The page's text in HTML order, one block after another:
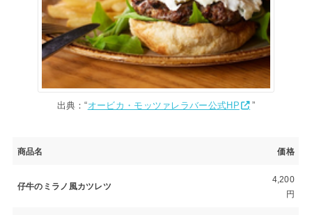
出典：“オービカ・モッツァレラバー公式HP ”
商品名 価格
仔牛のミラノ風カツレツ
4,200
円